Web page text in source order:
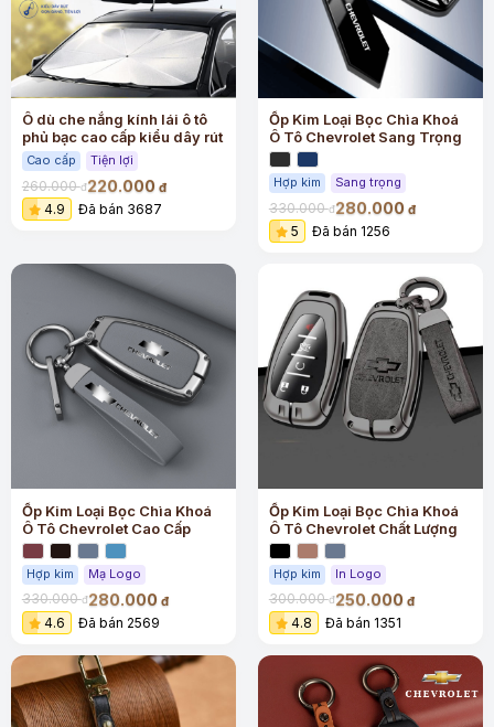
Ô dù che nắng kính lái ô tô
phủ bạc cao cấp kiểu dây rút
Cao cấp Tiện lợi
260.000đ220.000 đ
4.9 Đã bán 3687
Ốp Kim Loại Bọc Chìa Khoá
Ô Tô Chevrolet Sang Trọng
Hợp kim Sang trọng
330.000đ280.000 đ
5 Đã bán 1256
Ốp Kim Loại Bọc Chìa Khoá
Ô Tô Chevrolet Cao Cấp
Hợp kim Mạ Logo
330.000đ280.000 đ
4.6 Đã bán 2569
Ốp Kim Loại Bọc Chìa Khoá
Ô Tô Chevrolet Chất Lượng
Hợp kim In Logo
300.000đ250.000 đ
4.8 Đã bán 1351